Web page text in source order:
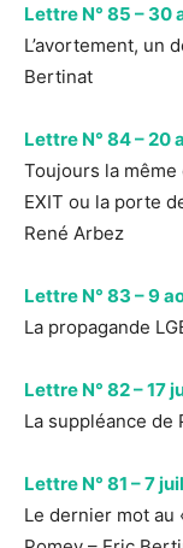
Lettre N° 85 – 30
L’avortement, un
Bertinat
Lettre N° 84 – 20
Toujours la
EXIT ou la porte
René Arbez
Lettre N° 83 – 9
La propagande
Lettre N° 82 – 17
La suppléance de
Lettre N° 81 – 7
Le dernier mot au